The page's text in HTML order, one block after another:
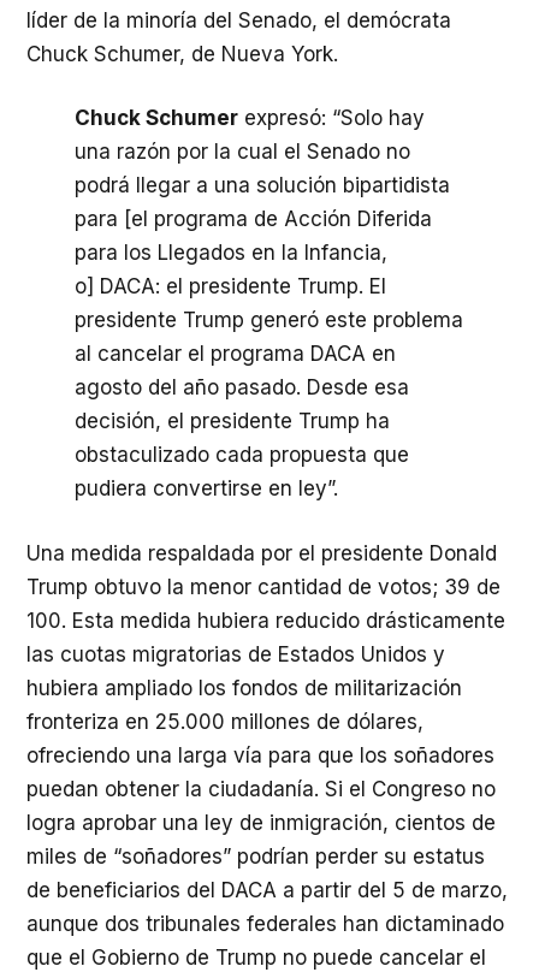
líder de la minoría del Senado, el demócrata
Chuck Schumer, de Nueva York.
Chuck Schumer expresó: “Solo hay
una razón por la cual el Senado no
podrá llegar a una solución bipartidista
para [el programa de Acción Diferida
para los Llegados en la Infancia,
o] DACA: el presidente Trump. El
presidente Trump generó este problema
al cancelar el programa DACA en
agosto del año pasado. Desde esa
decisión, el presidente Trump ha
obstaculizado cada propuesta que
pudiera convertirse en ley”.
Una medida respaldada por el presidente Donald
Trump obtuvo la menor cantidad de votos; 39 de
100. Esta medida hubiera reducido drásticamente
las cuotas migratorias de Estados Unidos y
hubiera ampliado los fondos de militarización
fronteriza en 25.000 millones de dólares,
ofreciendo una larga vía para que los soñadores
puedan obtener la ciudadanía. Si el Congreso no
logra aprobar una ley de inmigración, cientos de
miles de “soñadores” podrían perder su estatus
de beneficiarios del DACA a partir del 5 de marzo,
aunque dos tribunales federales han dictaminado
que el Gobierno de Trump no puede cancelar el